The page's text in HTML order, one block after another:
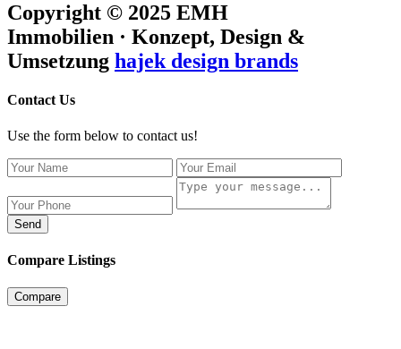
Copyright © 2025 EMH
Immobilien · Konzept, Design &
Umsetzung hajek design brands
Contact Us
Use the form below to contact us!
Send
Compare Listings
Compare